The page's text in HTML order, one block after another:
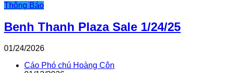
Thông Báo
Benh Thanh Plaza Sale 1/24/25
01/24/2026
Cáo Phó chú Hoàng Côn